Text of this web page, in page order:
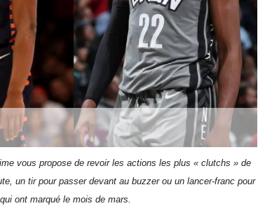
vous propose de revoir les actions les plus « clutchs » de
un tir pour passer devant au buzzer ou un lancer-franc pour
ont marqué le mois de mars.